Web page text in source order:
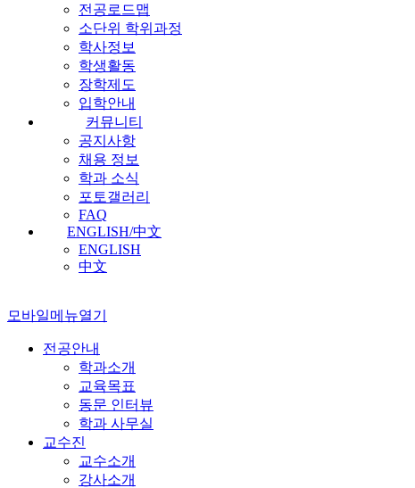
전공로드맵
소단위 학위과정
학사정보
학생활동
장학제도
입학안내
커뮤니티
공지사항
채용 정보
학과 소식
포토갤러리
FAQ
ENGLISH/中文
ENGLISH
中文
모바일메뉴열기
전공안내
학과소개
교육목표
동문 인터뷰
학과 사무실
교수진
교수소개
강사소개